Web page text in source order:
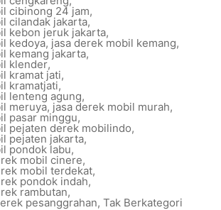
cibinong 24 jam,
cilandak jakarta,
kebon jeruk jakarta,
kedoya, jasa derek mobil kemang,
kemang jakarta,
klender,
kramat jati,
kramatjati,
lenteng agung,
meruya, jasa derek mobil murah,
pasar minggu,
pejaten derek mobilindo,
pejaten jakarta,
pondok labu,
mobil cinere,
mobil terdekat,
pondok indah,
rambutan,
pesanggrahan, Tak Berkategori